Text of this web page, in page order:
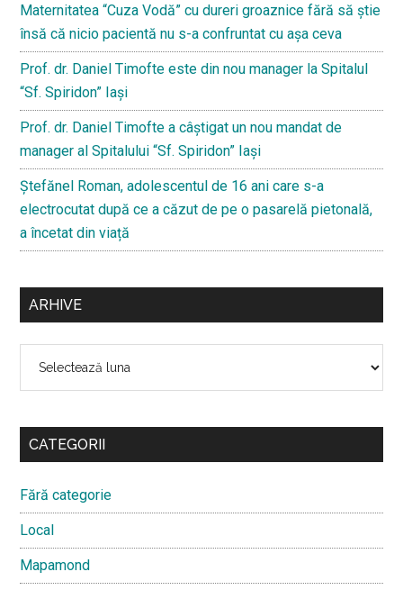
Maternitatea “Cuza Vodă” cu dureri groaznice fără să ştie
însă că nicio pacientă nu s-a confruntat cu așa ceva
Prof. dr. Daniel Timofte este din nou manager la Spitalul
“Sf. Spiridon” Iaşi
Prof. dr. Daniel Timofte a câștigat un nou mandat de
manager al Spitalului “Sf. Spiridon” Iași
Ştefănel Roman, adolescentul de 16 ani care s-a
electrocutat după ce a căzut de pe o pasarelă pietonală,
a încetat din viață
ARHIVE
CATEGORII
Fără categorie
Local
Mapamond